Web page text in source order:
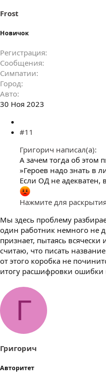
:
Frost
Новичок
Регистрация
Сообщения
Симпатии
Город
Авто
30 Ноя 2023
#11
Григорич написал(а):
А зачем тогда об этом
»Героев надо знать в
Если ОД не адекватен,
Нажмите для
Мы здесь проблему
один работник немного не
признает, пытаясь всячески
считаю, что писать
от этого коробка не
итогу расшифровки
Г
Григорич
Авторитет